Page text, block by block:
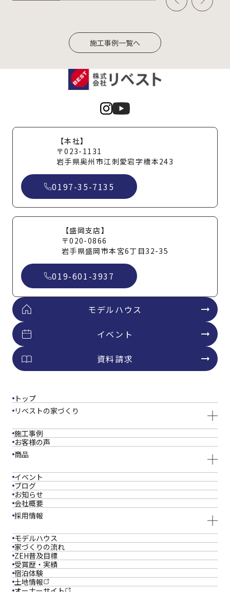
施工事例一覧へ
【本社】
〒023-1131
岩手県奥州市江刺愛宕字橋本243
0197-35-7135
【盛岡支店】
〒020-0866
岩手県盛岡市本宮6丁目32-35
019-601-3937
モデルハウス
イベント
資料請求
トップ
リベストの家づくり
施工事例
お客様の声
商品
イベント
ブログ
お知らせ
会社概要
採用情報
モデルハウス
家づくりの流れ
ZEH普及目標
受賞歴・実績
宿泊体験
土地情報